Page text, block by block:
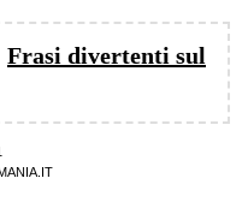
Frasi divertenti sul